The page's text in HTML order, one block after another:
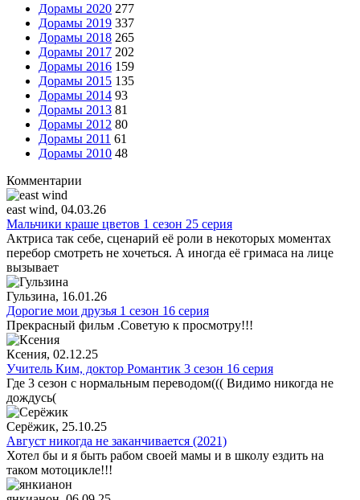
Дорамы 2020 277
Дорамы 2019 337
Дорамы 2018 265
Дорамы 2017 202
Дорамы 2016 159
Дорамы 2015 135
Дорамы 2014 93
Дорамы 2013 81
Дорамы 2012 80
Дорамы 2011 61
Дорамы 2010 48
Комментарии
east wind, 04.03.26
Мальчики краше цветов 1 сезон 25 серия
Актриса так себе, сценарий её роли в некоторых моментах
перебор смотреть не хочеться. А иногда её гримаса на лице
вызывает
Гульзина, 16.01.26
Дорогие мои друзья 1 сезон 16 серия
Прекрасный фильм .Советую к просмотру!!!
Ксения, 02.12.25
Учитель Ким, доктор Романтик 3 сезон 16 серия
Где 3 сезон с нормальным переводом((( Видимо никогда не
дождусь(
Серёжик, 25.10.25
Август никогда не заканчивается (2021)
Хотел бы и я быть рабом своей мамы и в школу ездить на
таком мотоцикле!!!